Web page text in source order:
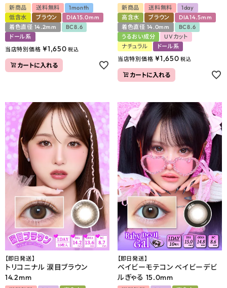
新商品 送料無料
1month
低含水
ブラウン
DIA15.0mm
着色直径 14.2mm
BC8.6
ドール系
当店特別価格 ¥1,650 税込
カートに入れる
新商品 送料無料
1day
高含水
ブラウン
DIA14.5mm
着色直径 14.0mm
BC8.6
うるおい成分
UVカット
ナチュラル
ドール系
当店特別価格 ¥1,650 税込
カートに入れる
【即日発送】
トリコニナル 涙目ブラウン
14.2mm
【即日発送】
ベイビーモテコン ベイビーデビ
ルぎゃる 15.0mm